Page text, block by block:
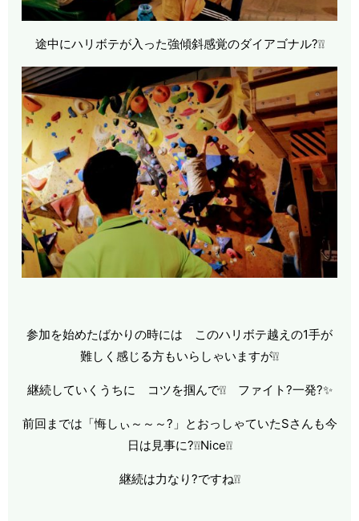
途中にハリボテが入った強傾斜感覚のダイアゴナル?❕❕
参加を始めたばかりの時には このハリボテ越えの1手が
難しく感じる方もいらしゃいますが❕❕
継続していくうちに コツを掴んで❕❕ ファイト?一発?✨
前回までは「悔しぃ～～～?」とおっしゃていたSさんも今
日は見事に?❕❕Nice❕❕
継続は力なり?ですね❕❕